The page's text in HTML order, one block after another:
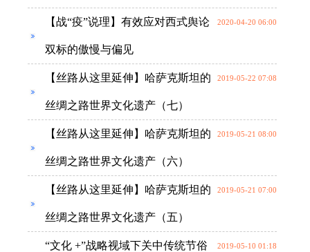
2020-04-20 06:00
【战“疫”说理】有效应对西式舆论
双标的傲慢与偏见
2019-05-22 07:08
【丝路从这里延伸】哈萨克斯坦的
丝绸之路世界文化遗产（七）
2019-05-21 08:00
【丝路从这里延伸】哈萨克斯坦的
丝绸之路世界文化遗产（六）
2019-05-21 07:00
【丝路从这里延伸】哈萨克斯坦的
丝绸之路世界文化遗产（五）
2019-05-10 01:18
“文化 +”战略视域下关中传统节俗